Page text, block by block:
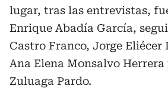
lugar, tras las entrevistas,
Enrique Abadía García,
Castro Franco, Jorge Eliécer
Ana Elena Monsalvo
Zuluaga Pardo.